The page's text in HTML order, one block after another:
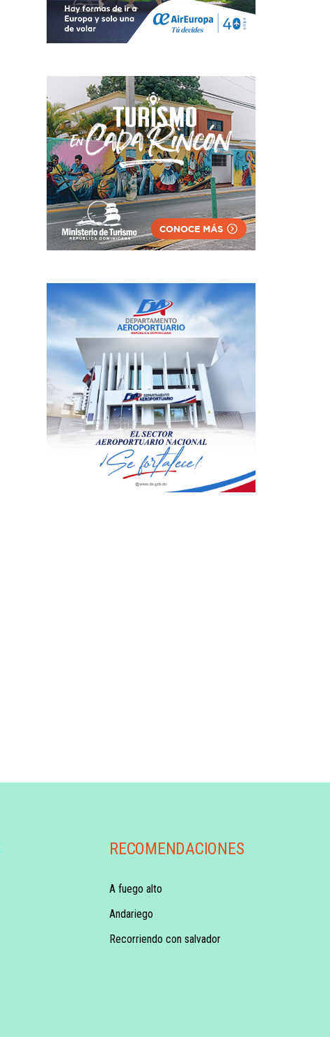
RECOMENDACIONES
A fuego alto
Andariego
Recorriendo con salvador